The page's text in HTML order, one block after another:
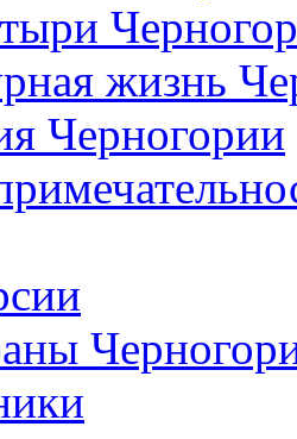
жизнь
Черногории